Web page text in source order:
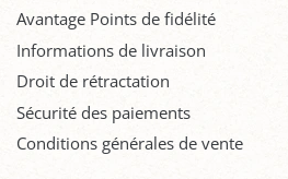
Avantage Points de fidélité
Informations de livraison
Droit de rétractation
Sécurité des paiements
Conditions générales de vente